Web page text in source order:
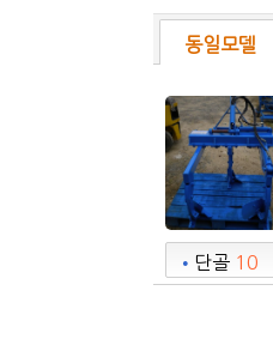
동일모델
• 단골 10